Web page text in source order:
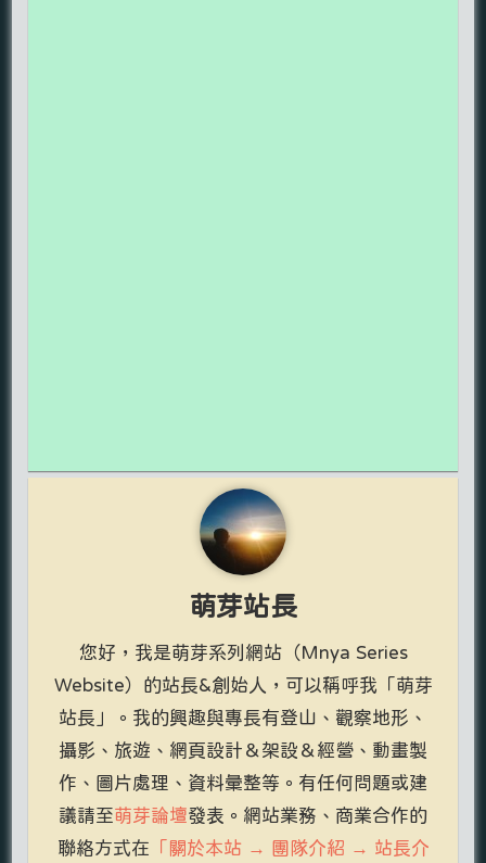
萌芽站長
您好，我是萌芽系列網站（Mnya Series
Website）的站長&創始人，可以稱呼我「萌芽
站長」。我的興趣與專長有登山、觀察地形、
攝影、旅遊、網頁設計＆架設＆經營、動畫製
作、圖片處理、資料彙整等。有任何問題或建
議請至萌芽論壇發表。網站業務、商業合作的
聯絡方式在 「關於本站 → 團隊介紹 → 站長介